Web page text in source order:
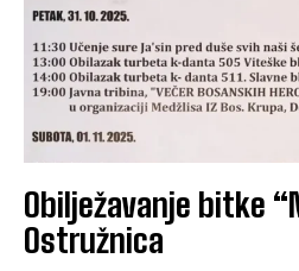
Obilježavanje bitke
Ostružnica